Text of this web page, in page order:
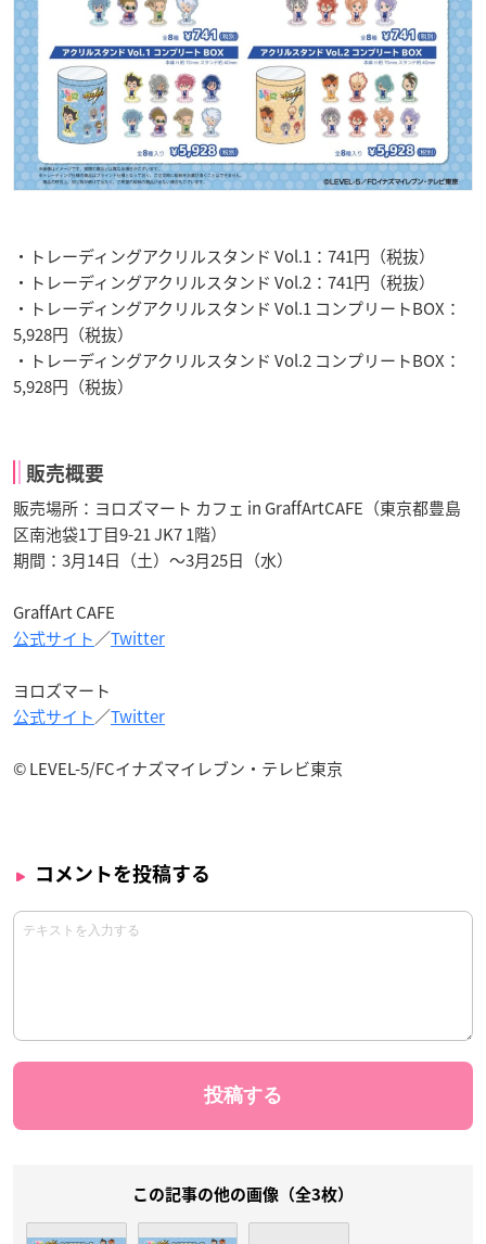
・トレーディングアクリルスタンド Vol.1：741円（税抜）
・トレーディングアクリルスタンド Vol.2：741円（税抜）
・トレーディングアクリルスタンド Vol.1 コンプリートBOX：
5,928円（税抜）
・トレーディングアクリルスタンド Vol.2 コンプリートBOX：
5,928円（税抜）
販売概要
販売場所：ヨロズマート カフェ in GraffArtCAFE（東京都豊島
区南池袋1丁目9-21 JK7 1階）
期間：3月14日（土）～3月25日（水）
GraffArt CAFE
公式サイト／Twitter
ヨロズマート
公式サイト／Twitter
© LEVEL-5/FCイナズマイレブン・テレビ東京
コメントを投稿する
この記事の他の画像（全3枚）